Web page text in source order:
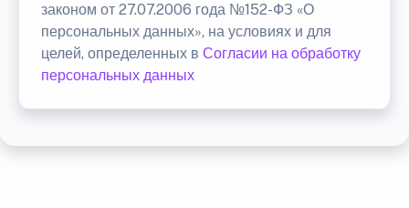
законом от 27.07.2006 года №152-ФЗ «О
персональных данных», на условиях и для
целей, определенных в Согласии на обработку
персональных данных